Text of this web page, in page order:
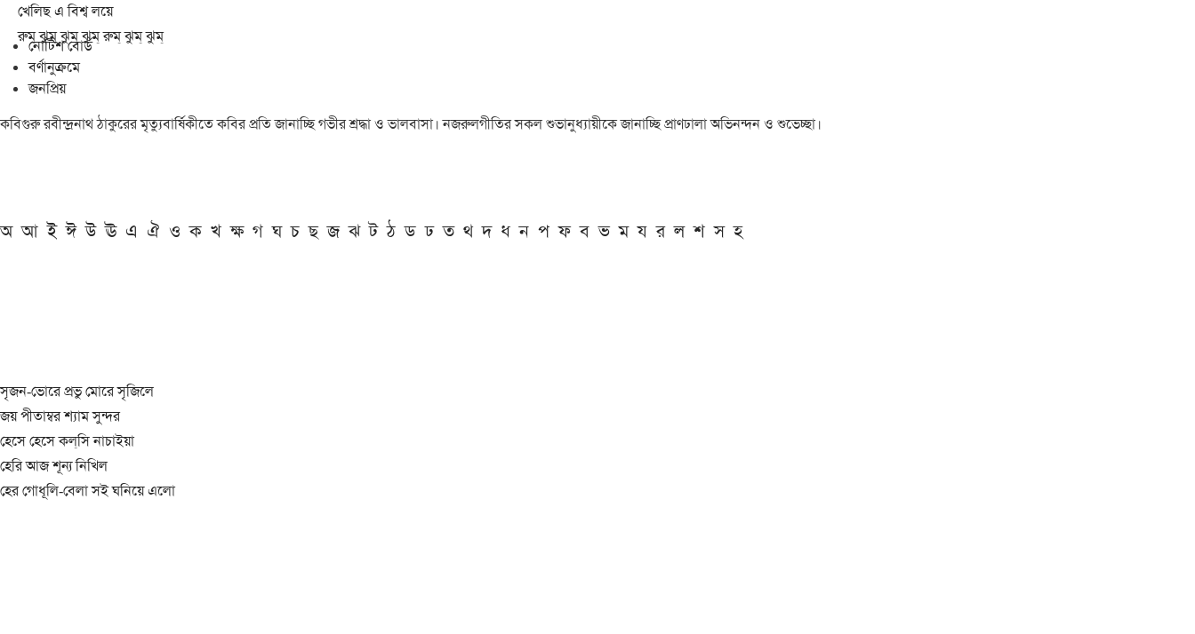
খেলিছ এ বিশ্ব লয়ে
রুম্ ঝুম্ ঝুম্ ঝুম্ রুম্ ঝুম্ ঝুম্
নোটিশ বোর্ড
বর্ণানুক্রমে
জনপ্রিয়
কবিগুরু রবীন্দ্রনাথ ঠাকুরের মৃত্যুবার্ষিকীতে কবির প্রতি জানাচ্ছি গভীর শ্রদ্ধা ও ভালবাসা। নজরুলগীতির সকল শুভানুধ্যায়ীকে জানাচ্ছি প্রাণঢালা অভিনন্দন ও শুভেচ্ছা।
অ আ ই ঈ উ ঊ এ ঐ ও ক খ ক্ষ গ ঘ চ ছ জ ঝ ট ঠ ড ঢ ত থ দ ধ ন প ফ ব ভ ম য র ল শ স হ
সৃজন-ভোরে প্রভু মোরে সৃজিলে
জয় পীতাম্বর শ্যাম সুন্দর
হেসে হেসে কল্‌সি নাচাইয়া
হেরি আজ শূন্য নিখিল
হের গোধূলি-বেলা সই ঘনিয়ে এলো